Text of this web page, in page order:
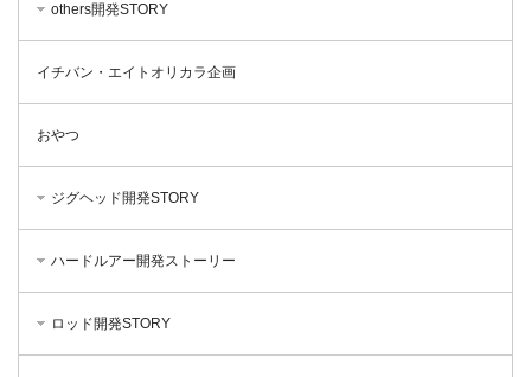
others開発STORY
イチバン・エイトオリカラ企画
おやつ
ジグヘッド開発STORY
ハードルアー開発ストーリー
ロッド開発STORY